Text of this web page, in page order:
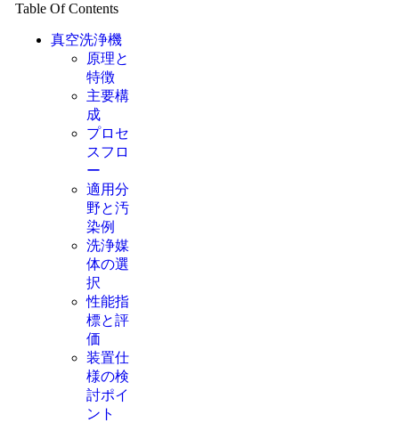
Table Of Contents
真空洗浄機
原理と
特徴
主要構
成
プロセ
スフロ
ー
適用分
野と汚
染例
洗浄媒
体の選
択
性能指
標と評
価
装置仕
様の検
討ポイ
ント